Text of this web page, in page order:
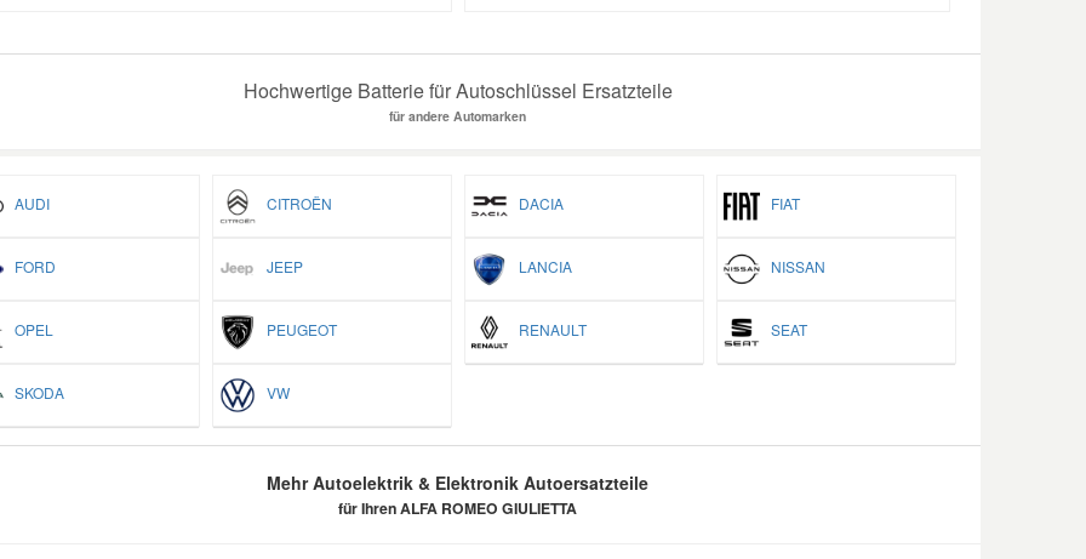
Hochwertige Batterie für Autoschlüssel Ersatzteile
für andere Automarken
AUDI CITROËN DACIA FIAT
FORD JEEP LANCIA NISSAN
OPEL PEUGEOT RENAULT SEAT
SKODA VW
Mehr Autoelektrik & Elektronik Autoersatzteile
für Ihren ALFA ROMEO GIULIETTA